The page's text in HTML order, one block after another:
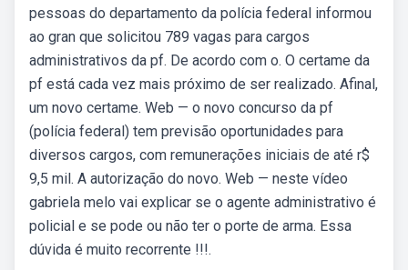
pessoas do departamento da polícia federal informou
ao gran que solicitou 789 vagas para cargos
administrativos da pf. De acordo com o. O certame da
pf está cada vez mais próximo de ser realizado. Afinal,
um novo certame. Web — o novo concurso da pf
(polícia federal) tem previsão oportunidades para
diversos cargos, com remunerações iniciais de até r$
9,5 mil. A autorização do novo. Web — neste vídeo
gabriela melo vai explicar se o agente administrativo é
policial e se pode ou não ter o porte de arma. Essa
dúvida é muito recorrente !!!.